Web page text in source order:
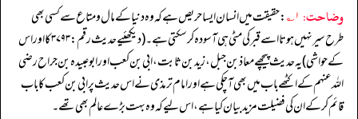
وضاحت: ۱؎ : حقیقت میں انسان ایسا حریص ہے کہ وہ دنیا کے مال و متاع سے کسی بھی
طرح سیر نہیں ہوتا اسے قبر کی مٹی ہی آسودہ کر سکتی ہے۔ (دیکھئیے حدیث رقم: ۳۷۹۳ کا اور اس
کے حواشی) یہ حدیث پیچھے معاذ بن جبل، زید بن ثابت، ابی بن کعب اور ابوعبیدہ بن جراح رضی
الله عنہم کے اکٹھے باب میں بھی آ چکی ہے اور امام ترمذی نے اس حدیث پر ابی بن کعب کا باب
قائم کر کے ان کی فضیلت مزید بیان کیا ہے، اس لیے کہ وہ بہت بڑے عالم بھی تھے۔